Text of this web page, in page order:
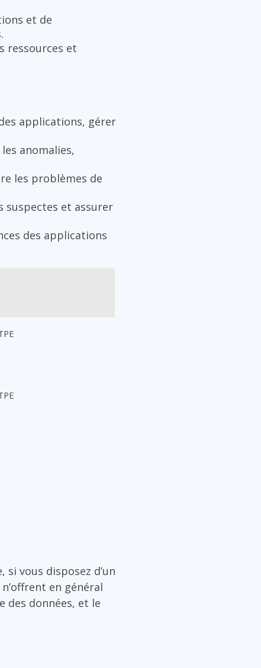
et de
ressources et
applications, gérer
anomalies,
les problèmes de
suspectes et assurer
des applications
vous disposez d’un
en général
des données, et le